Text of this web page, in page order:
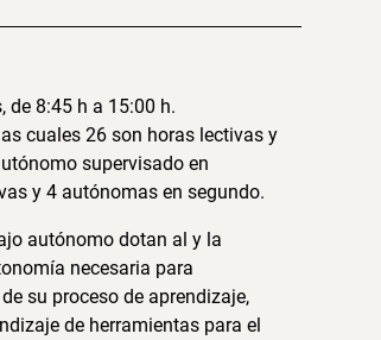
de 8:45 h a 15:00 h.
cuales 26 son horas lectivas y
supervisado en
y 4 autónomas en segundo.
autónomo dotan al y la
necesaria para
su proceso de aprendizaje,
de herramientas para el